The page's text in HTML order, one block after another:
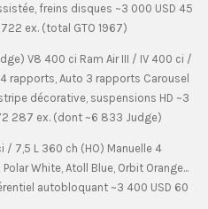
freins disques ~3 000 USD 45
ex. (total GTO 1967)
V8 400 ci Ram Air III / IV 400 ci /
rapports, Auto 3 rapports Carousel
décorative, suspensions HD ~3
287 ex. (dont ~6 833 Judge)
7,5 L 360 ch (HO) Manuelle 4
White, Atoll Blue, Orbit Orange...
autobloquant ~3 400 USD 60